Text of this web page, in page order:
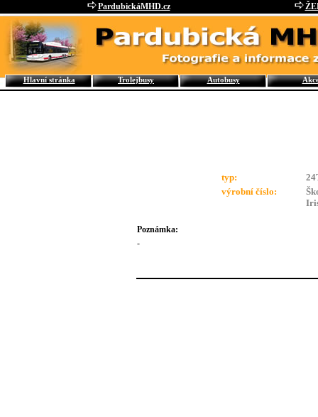
PardubickáMHD.cz
Hlavní stránka Trolejbusy Autobusy
typ:
výrobní číslo:
Poznámka:
-